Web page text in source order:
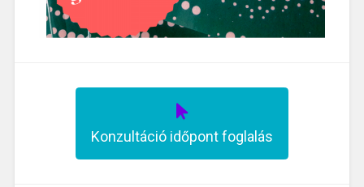
Konzultáció időpont foglalás